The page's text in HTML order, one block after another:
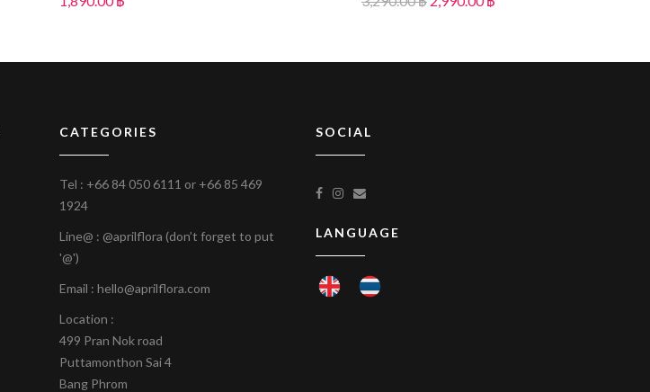
CATEGORIES
Tel : +66 84 050 6111 or +66 85 469
1924
Line@ : @aprilflora (don’t forget to put
'@')
Email : hello@aprilflora.com
Location :
499 Pran Nok road
Puttamonthon Sai 4
Bang Phrom
SOCIAL
LANGUAGE